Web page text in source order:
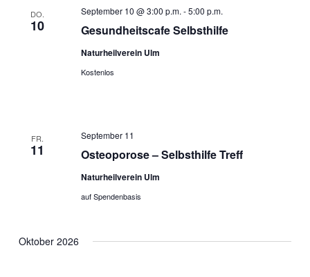
DO.
10 Gesundheitscafe Selbsthilfe
September 10 @ 3:00 p.m. -5:00 p.m.
Naturheilverein Ulm
Kostenlos
FR.
11 Osteoporose – Selbsthilfe Treff
September 11
Naturheilverein Ulm
auf Spendenbasis
Oktober 2026